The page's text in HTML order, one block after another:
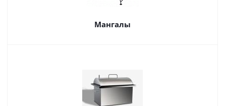
Мангалы